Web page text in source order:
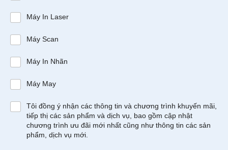
Máy In Laser
Máy Scan
Máy In Nhãn
Máy May
Tôi đồng ý nhận các thông tin và chương trình khuyến mãi,
tiếp thị các sản phẩm và dịch vụ, bao gồm cập nhật
chương trình ưu đãi mới nhất cũng như thông tin các sản
phẩm, dịch vụ mới.